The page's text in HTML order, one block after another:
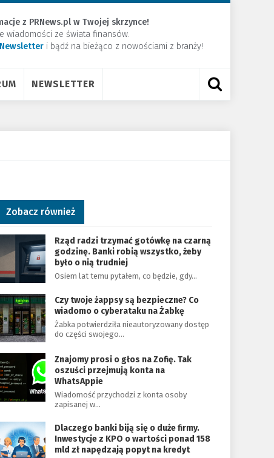
z PRNews.pl w Twojej skrzynce!
wiadomości ze świata finansów.
Newsletter ​i bądź na bieżąco z nowościami z branży!
NEWSLETTER
Zobacz również
Rząd radzi trzymać gotówkę na czarną
godzinę. Banki robią wszystko, żeby
było o nią trudniej
Osiem lat temu pytałem, co będzie, gdy…
Czy twoje żappsy są bezpieczne? Co
wiadomo o cyberataku na Żabkę
Żabka potwierdziła nieautoryzowany dostęp
do części swojego…
Znajomy prosi o głos na Zofię. Tak
oszuści przejmują konta na
WhatsAppie
Wiadomość przychodzi z konta osoby
zapisanej w…
Dlaczego banki biją się o duże firmy.
Inwestycje z KPO o wartości ponad 158
mld zł napędzają popyt na kredyt